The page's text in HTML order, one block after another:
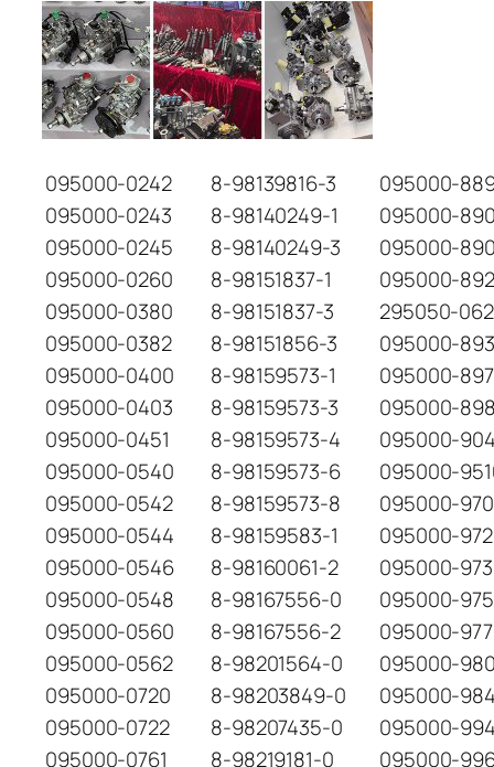
095000-0242 8-98139816-3
095000-
095000-0243
8-98140249-1
095000-
095000-0245
8-98140249-3
095000-
095000-0260
8-98151837-1
095000-
095000-0380
8-98151837-3
295050-
095000-0382
8-98151856-3
095000-
095000-0400
8-98159573-1
095000-
095000-0403
8-98159573-3
095000-
095000-0451
8-98159573-4
095000-
095000-0540
8-98159573-6
095000-
095000-0542
8-98159573-8
095000-
095000-0544
8-98159583-1
095000-
095000-0546
8-98160061-2
095000-
095000-0548
8-98167556-0
095000-
095000-0560
8-98167556-2
095000-
095000-0562
8-98201564-0
095000-
095000-0720
8-98203849-0
095000-
095000-0722
8-98207435-0
095000-
095000-0761
8-98219181-0 095000-